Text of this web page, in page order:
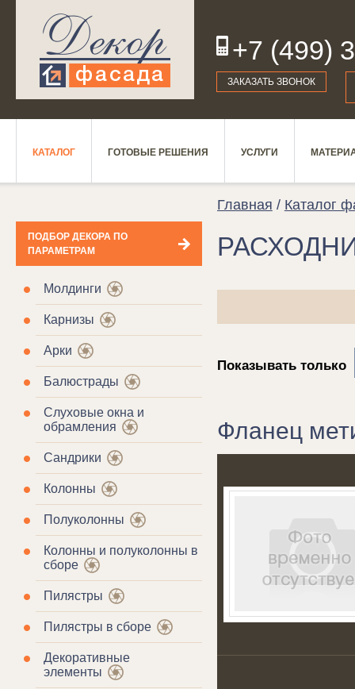
+7 (499)
19
ЗАКАЗАТЬ ЗВОНОК
КАТАЛОГ ГОТОВЫЕ РЕШЕНИЯ УСЛУГИ
ПОДБОР ДЕКОРА ПО
ПАРАМЕТРАМ
Молдинги
Карнизы
Арки
Балюстрады
Слуховые окна и
обрамления
Сандрики
Колонны
Полуколонны
Колонны и полуколонны в
сборе
Пилястры
Пилястры в сборе
Декоративные
элементы
Главная / Каталог
Показывать только
Фланец